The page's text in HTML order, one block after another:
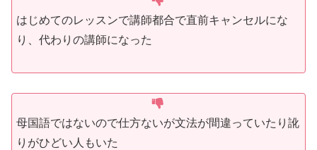
はじめてのレッスンで講師都合で直前キャンセルにな
り、代わりの講師になった
母国語ではないので仕方ないが文法が間違っていたり訛
りがひどい人もいた